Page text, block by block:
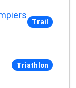
Trail
Triathlon